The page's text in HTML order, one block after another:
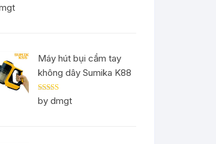
5out
Máy hút bụi cầm tay
không dây Sumika K88
Rated5out
of 5
by dmgt